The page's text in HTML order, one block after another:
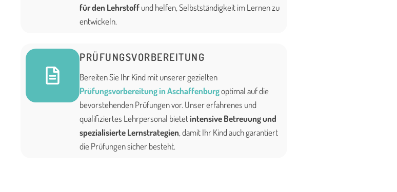
für den Lehrstoffund helfen, Selbstständigkeit im Lernen zu
entwickeln.
PRÜFUNGSVORBEREITUNG
Bereiten Sie Ihr Kind mit unserer gezielten
Prüfungsvorbereitung in Aschaffenburgoptimal auf die
bevorstehenden Prüfungen vor. Unser erfahrenes und
qualifiziertes Lehrpersonal bietetintensive Betreuung und
spezialisierte Lernstrategien, damit Ihr Kind auch garantiert
die Prüfungen sicher besteht.